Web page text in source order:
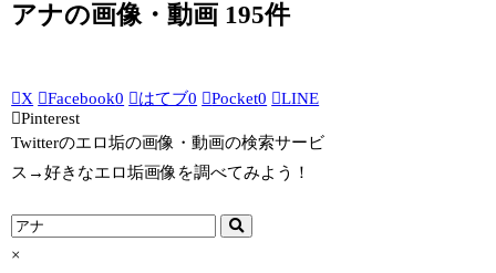
アナの画像・動画 195件
X Facebook0 はてブ0 Pocket0
LINE
Pinterest
Twitterのエロ垢の画像・動画の検索サービ
ス→好きなエロ垢画像を調べてみよう！
×